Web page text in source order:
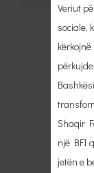
Veriut
sociale,
Shaqir
një BFI
jetën e